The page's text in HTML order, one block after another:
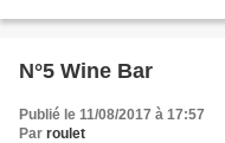
N°5 Wine Bar
Publié le 11/08/2017 à 17:57
Par roulet